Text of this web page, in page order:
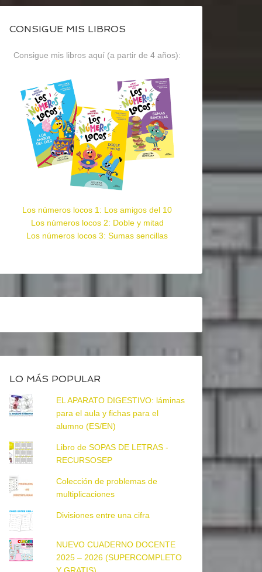
CONSIGUE MIS LIBROS
Consigue mis libros aquí (a partir de 4 años):
Los números locos 1: Los amigos del 10
Los números locos 2: Doble y mitad
Los números locos 3: Sumas sencillas
LO MÁS POPULAR
EL APARATO DIGESTIVO: láminas
para el aula y fichas para el
alumno (ES/EN)
Libro de SOPAS DE LETRAS -
RECURSOSEP
Colección de problemas de
multiplicaciones
Divisiones entre una cifra
NUEVO CUADERNO DOCENTE
2025 – 2026 (SUPERCOMPLETO